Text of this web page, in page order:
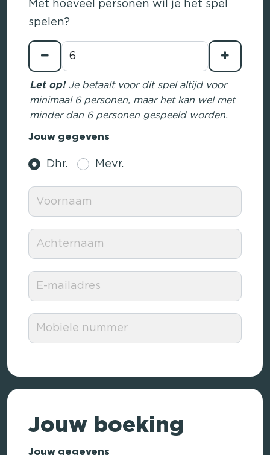
Met hoeveel personen wil je het spel
spelen?
Let op!Je betaalt voor dit spel altijd voor
minimaal 6 personen, maar het kan wel met
minder dan 6 personen gespeeld worden.
Jouw gegevens
Dhr. Mevr.
Jouw boeking
Jouw gegevens